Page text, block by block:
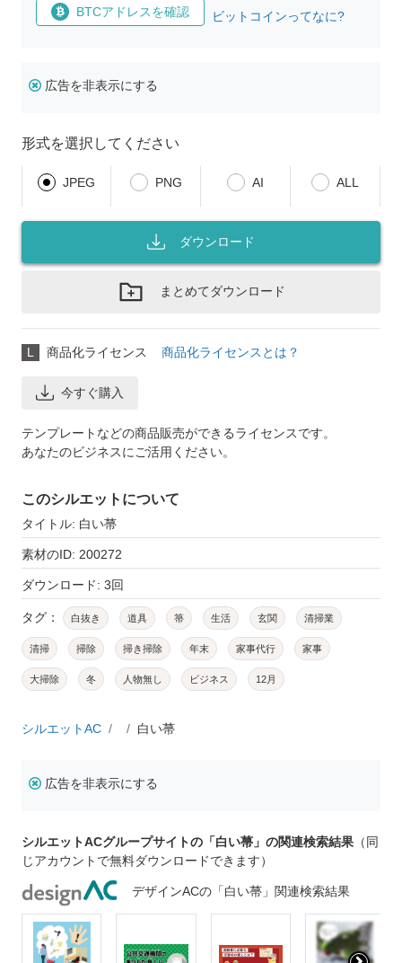
BTCアドレスを確認 ビットコインってなに?
広告を非表示にする
形式を選択してください
JPEG PNG AI ALL
ダウンロード
まとめてダウンロード
L 商品化ライセンス 商品化ライセンスとは？
今すぐ購入
テンプレートなどの商品販売ができるライセンスです。
あなたのビジネスにご活用ください。
このシルエットについて
タイトル: 白い菷
素材のID: 200272
ダウンロード: 3回
タグ： 白抜き 道具 箒 生活 玄関 清掃業
清掃 掃除 掃き掃除 年末 家事代行 家事
大掃除 冬 人物無し ビジネス 12月
シルエットAC 白い菷
広告を非表示にする
シルエットACグループサイトの「白い菷」の関連検索結果 （同
じアカウントで無料ダウンロードできます）
デザインACの「白い菷」関連検索結果